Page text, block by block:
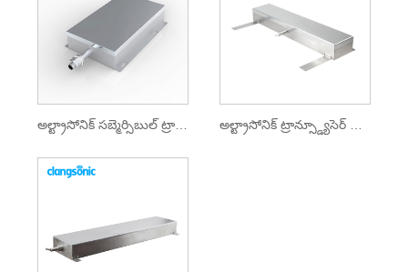
అల్ట్రాసోనిక్ సబ్మెర్సిబుల్ ట్రాన్స్డ్యూసెర్ అల్ట్రాసోనిక్ ట్రాన్స్డ్యూసెర్ ప్యాక్